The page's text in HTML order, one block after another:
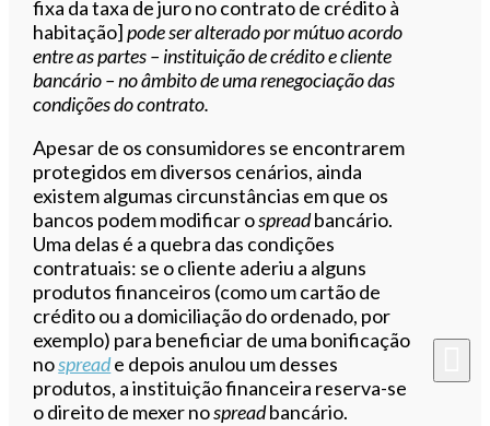
fixa da taxa de juro no contrato de crédito à
habitação]pode ser alterado por mútuo acordo
entre as partes – instituição de crédito e cliente
bancário – no âmbito de uma renegociação das
condições do contrato.
Apesar de os consumidores se encontrarem
protegidos em diversos cenários, ainda
existem algumas circunstâncias em que os
bancos podem modificar ospreadbancário.
Uma delas é a quebra das condições
contratuais: se o cliente aderiu a alguns
produtos financeiros (como um cartão de
crédito ou a domiciliação do ordenado, por
exemplo) para beneficiar de uma bonificação
nospreade depois anulou um desses
produtos, a instituição financeira reserva-se
o direito de mexer nospreadbancário.